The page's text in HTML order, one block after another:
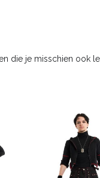
die je misschien ook